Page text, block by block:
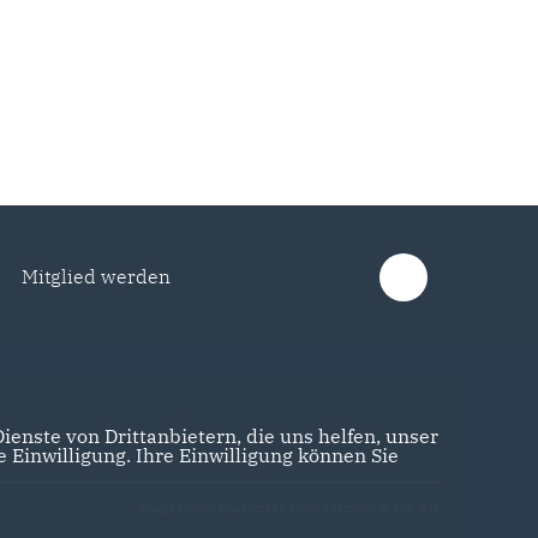
Mitglied werden
von Drittanbietern, die uns helfen, unser
Einwilligung. Ihre Einwilligung können Sie